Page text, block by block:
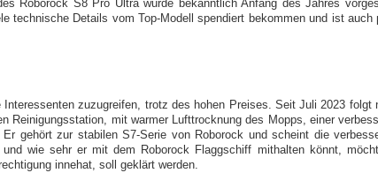
Roborock S8 Pro Ultra wurde bekanntlich Anfang des Jahres
technische Details vom Top-Modell spendiert bekommen und ist auch
zuzugreifen, trotz des hohen Preises. Seit Juli 2023 folgt
Reinigungsstation, mit warmer Lufttrocknung des Mopps, einer
gehört zur stabilen S7-Serie von Roborock und scheint die
wie sehr er mit dem Roborock Flaggschiff mithalten könnt,
innehat, soll geklärt werden.